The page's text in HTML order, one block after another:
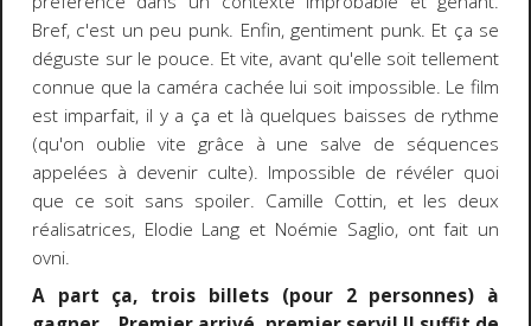
Bref, c'est un peu punk. Enfin, gentiment punk. Et ça se
déguste sur le pouce. Et vite, avant qu'elle soit tellement
connue que la caméra cachée lui soit impossible. Le film
est imparfait, il y a ça et là quelques baisses de rythme
(qu'on oublie vite grâce à une salve de séquences
appelées à devenir culte). Impossible de révéler quoi
que ce soit sans spoiler. Camille Cottin, et les deux
réalisatrices, Elodie Lang et Noémie Saglio, ont fait un
ovni.
A part ça, trois billets (pour 2 personnes) à